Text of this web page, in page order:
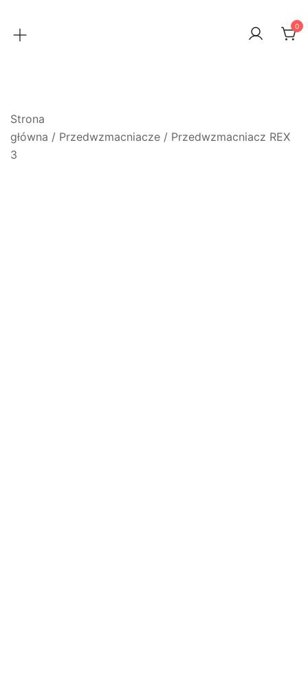
treści
0
Strona
główna / Przedwzmacniacze / Przedwzmacniacz REX
3